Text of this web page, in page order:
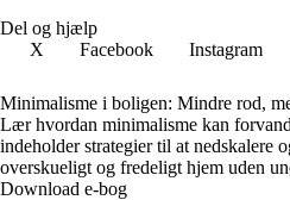
Del og hjælp
X
Facebook Instagram
Minimalisme i boligen: Mindre rod,
Lær hvordan minimalisme kan
indeholder strategier til at nedskalere
overskueligt og fredeligt hjem uden
Download e-bog